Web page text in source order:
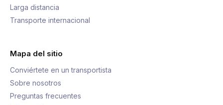
Larga distancia
Transporte internacional
Mapa del sitio
Conviértete en un transportista
Sobre nosotros
Preguntas frecuentes